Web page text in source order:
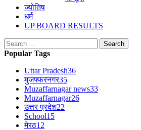
ज्योतिष
धर्म
UP BOARD RESULTS
Search
for:
Popular Tags
Uttar Pradesh36
मुजफ्फरनगर35
Muzaffarnagar news33
Muzaffarnagar26
उत्तर प्रदेश22
School15
मेरठ12